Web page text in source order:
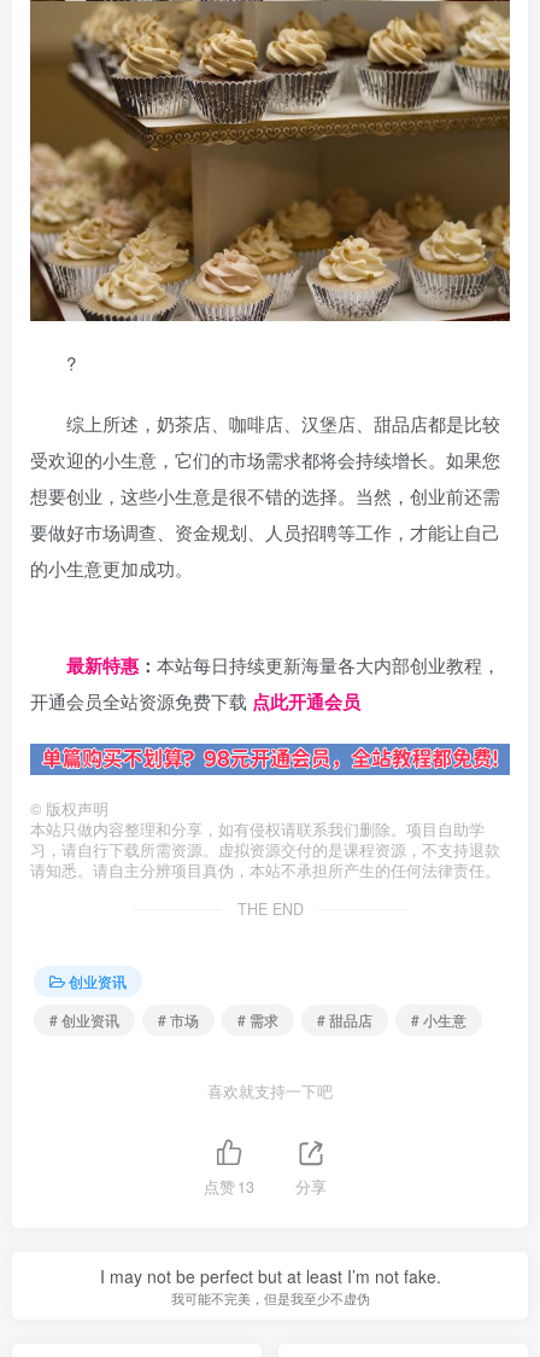
?
综上所述，奶茶店、咖啡店、汉堡店、甜品店都是比较
受欢迎的小生意，它们的市场需求都将会持续增长。如果您
想要创业，这些小生意是很不错的选择。当然，创业前还需
要做好市场调查、资金规划、人员招聘等工作，才能让自己
的小生意更加成功。
最新特惠 ： 本站每日持续更新海量各大内部创业教程，
开通会员全站资源免费下载 点此开通会员
© 版权声明
本站只做内容整理和分享，如有侵权请联系我们删除。项目自助学
习，请自行下载所需资源。虚拟资源交付的是课程资源，不支持退款
请知悉。请自主分辨项目真伪，本站不承担所产生的任何法律责任。
THE END
创业资讯
# 创业资讯
# 市场 # 需求 # 甜品店 # 小生意
喜欢就支持一下吧
点赞13 分享
I may not be perfect but at least I’m not fake.
我可能不完美，但是我至少不虚伪